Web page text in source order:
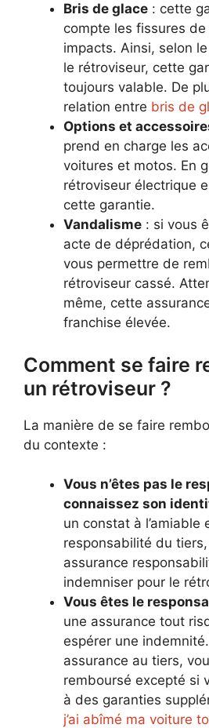
Bris de glace : cette
compte les fissures
impacts. Ainsi, selon
le rétroviseur, cette
toujours valable. De
relation entre bris de
Options et
prend en charge les
voitures et motos. En
rétroviseur électrique
cette garantie.
Vandalisme : si vous
acte de déprédation,
vous permettre de
rétroviseur cassé.
même, cette
franchise élevée.
Comment se faire
un rétroviseur ?
La manière de se faire
du contexte :
Vous n’êtes pas le
connaissez son
un constat à l’amiable
responsabilité du
assurance
indemniser pour le
Vous êtes le
une assurance tout
espérer une
assurance au tiers,
remboursé excepté si
à des garanties
j’ai abîmé ma voiture